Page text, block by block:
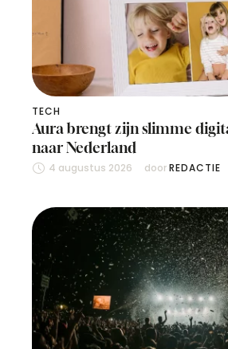
TECH
Aura brengt zijn slimme
naar Nederland
4 augustus 2026 door REDACTIE